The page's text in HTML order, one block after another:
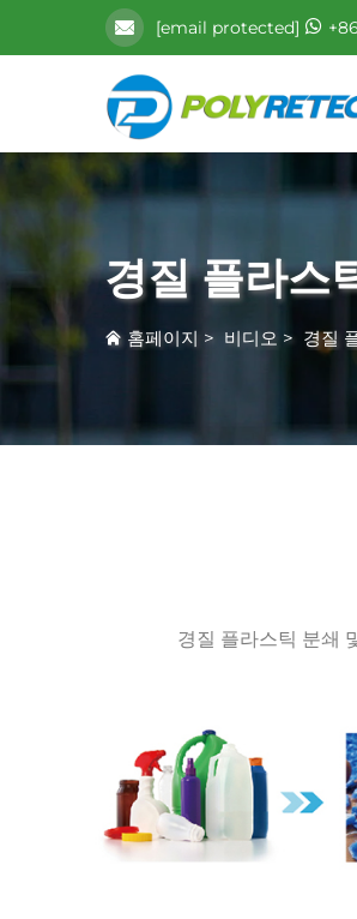
[email protected]
경질 플라스
홈페이지 > 비디오 > 경질
경질 플라스틱 분쇄